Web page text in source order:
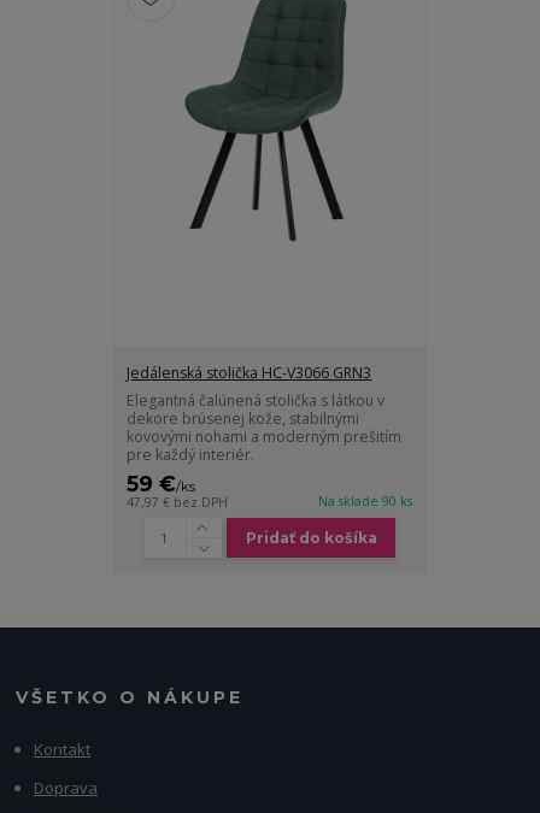
Jedálenská stolička HC-V3066 GRN3
Elegantná čalúnená stolička s látkou v
dekore brúsenej kože, stabilnými
kovovými nohami a moderným prešitím
pre každý interiér.
59 €/ks
47,97 € bez DPH Na sklade 90 ks
Pridať do košíka
VŠETKO O NÁKUPE
Kontakt
Doprava